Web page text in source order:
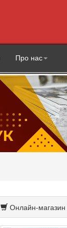
Про нас
Онлайн-магазин